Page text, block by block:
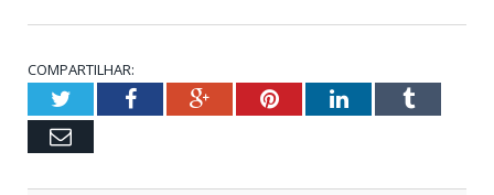
COMPARTILHAR:
TwitterFacebookGoogle+PinterestLinkedInTumblr
Email